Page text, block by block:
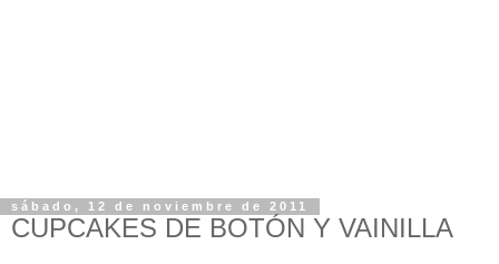
sábado, 12 de noviembre de 2011
CUPCAKES DE BOTÓN Y VAINILLA